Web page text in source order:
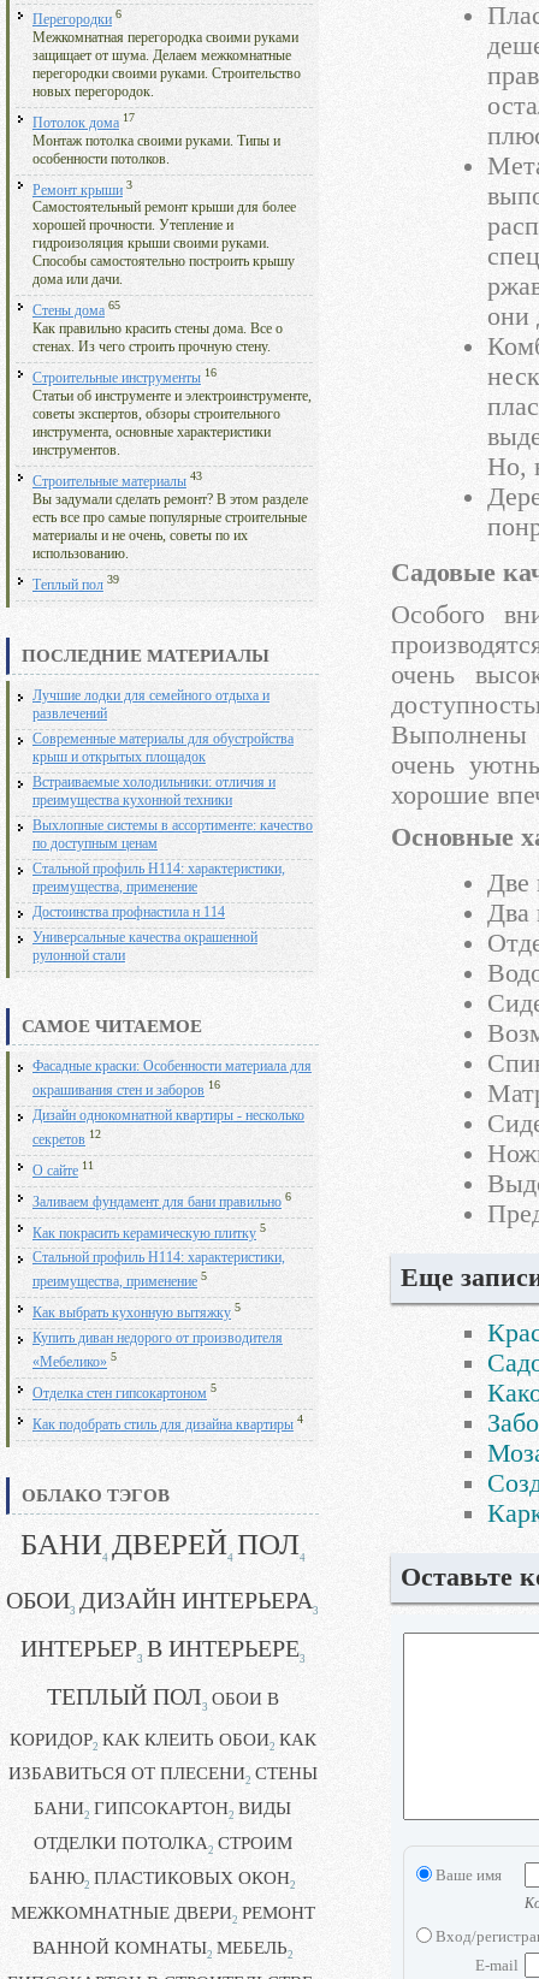
Перегородки 6
Межкомнатная перегородка своими руками
защищает от шума. Делаем межкомнатные
перегородки своими руками. Строительство
новых перегородок.
Потолок дома 17
Монтаж потолка своими руками. Типы и
особенности потолков.
Ремонт крыши 3
Самостоятельный ремонт крыши для более
хорошей прочности. Утепление и
гидроизоляция крыши своими руками.
Способы самостоятельно построить крышу
дома или дачи.
Стены дома 65
Как правильно красить стены дома. Все о
стенах. Из чего строить прочную стену.
Строительные инструменты 16
Статьи об инструменте и электроинструменте,
советы экспертов, обзоры строительного
инструмента, основные характеристики
инструментов.
Строительные материалы 43
Вы задумали сделать ремонт? В этом разделе
есть все про самые популярные строительные
материалы и не очень, советы по их
использованию.
Теплый пол 39
ПОСЛЕДНИЕ МАТЕРИАЛЫ
Лучшие лодки для семейного отдыха и
развлечений
Современные материалы для обустройства
крыш и открытых площадок
Встраиваемые холодильники: отличия и
преимущества кухонной техники
Выхлопные системы в ассортименте: качество
по доступным ценам
Стальной профиль Н114: характеристики,
преимущества, применение
Достоинства профнастила н 114
Универсальные качества окрашенной
рулонной стали
САМОЕ ЧИТАЕМОЕ
Фасадные краски: Особенности материала для
окрашивания стен и заборов 16
Дизайн однокомнатной квартиры - несколько
секретов 12
О сайте 11
Заливаем фундамент для бани правильно 6
Как покрасить керамическую плитку 5
Стальной профиль Н114: характеристики,
преимущества, применение 5
Как выбрать кухонную вытяжку 5
Купить диван недорого от производителя
«Мебелико» 5
Отделка стен гипсокартоном 5
Как подобрать стиль для дизайна квартиры 4
ОБЛАКО ТЭГОВ
БАНИ4 ДВЕРЕЙ4 ПОЛ4
ОБОИ3 ДИЗАЙН ИНТЕРЬЕРА3
ИНТЕРЬЕР3 В ИНТЕРЬЕРЕ3
ТЕПЛЫЙ ПОЛ3 ОБОИ В
КОРИДОР2 КАК КЛЕИТЬ ОБОИ2 КАК
ИЗБАВИТЬСЯ ОТ ПЛЕСЕНИ2 СТЕНЫ
БАНИ2 ГИПСОКАРТОН2 ВИДЫ
ОТДЕЛКИ ПОТОЛКА2 СТРОИМ
БАНЮ2 ПЛАСТИКОВЫХ ОКОН2
МЕЖКОМНАТНЫЕ ДВЕРИ2 РЕМОНТ
ВАННОЙ КОМНАТЫ2 МЕБЕЛЬ2
они
Но,
Садовые
Особого
очень
Выполнены
очень
хорошие
Основные
Две
Два
Еще
Оставьте
Ваше имя
Вход/
E-mail